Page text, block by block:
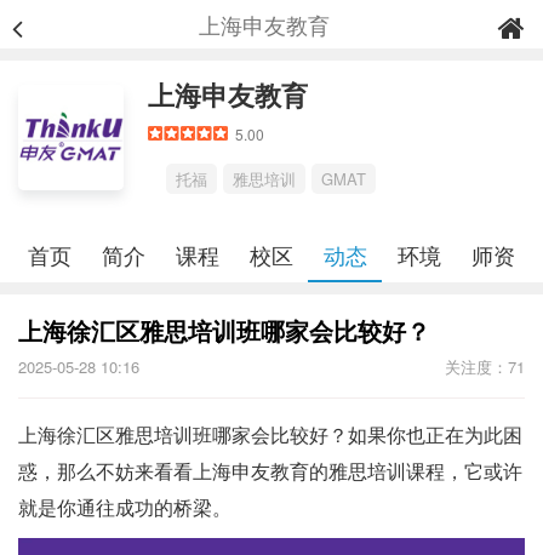
上海申友教育
上海申友教育
5.00
托福 雅思培训 GMAT
首页 简介 课程 校区 动态 环境 师资
上海徐汇区雅思培训班哪家会比较好？
2025-05-28 10:16 关注度：71
上海徐汇区雅思培训班哪家会比较好？如果你也正在为此困
惑，那么不妨来看看上海申友教育的雅思培训课程，它或许
就是你通往成功的桥梁。